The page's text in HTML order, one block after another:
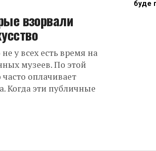
взорвали
у всех есть время на
музеев. По этой
оплачивает
Когда эти публичные
буде